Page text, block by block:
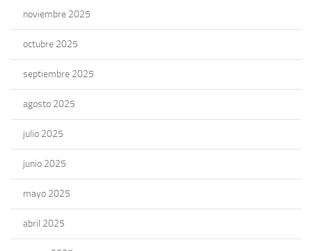
noviembre 2025
octubre 2025
septiembre 2025
agosto 2025
julio 2025
junio 2025
mayo 2025
abril 2025